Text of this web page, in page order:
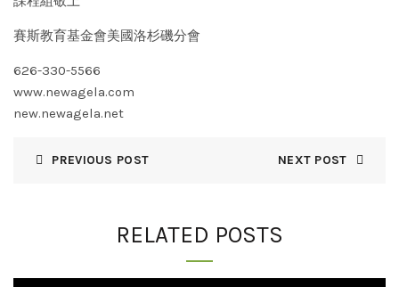
賽斯教育基金會美國洛杉磯分會
626-330-5566
www.newagela.com
new.newagela.net
PREVIOUS POST NEXT POST
RELATED POSTS